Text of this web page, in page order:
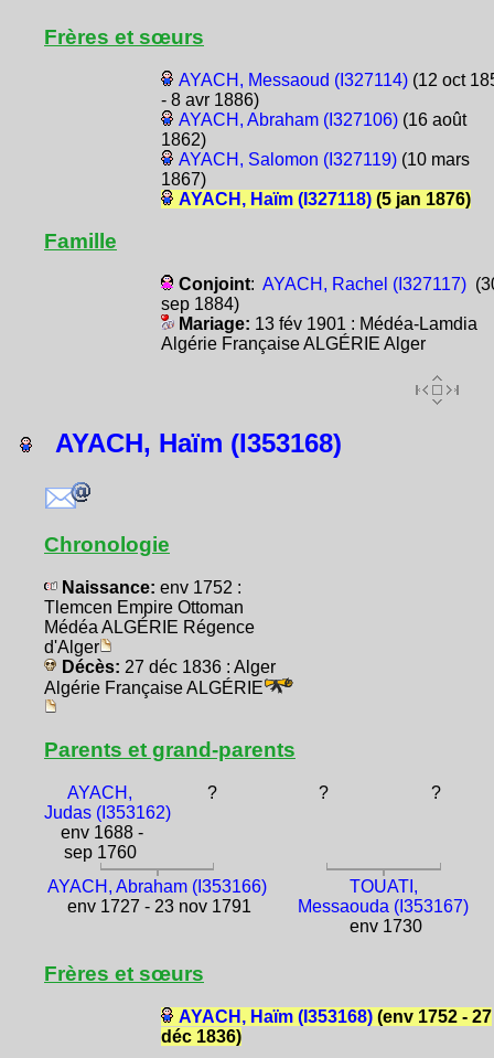
Frères et sœurs
AYACH, Messaoud (I327114)(12 oct
- 8 avr 1886)
AYACH, Abraham (I327106)(16 août
1862)
AYACH, Salomon (I327119)(10 mars
1867)
AYACH, Haïm (I327118)(5 jan 1876)
Famille
Conjoint: AYACH, Rachel (I327117)
sep 1884)
Mariage: 13 fév 1901 : Médéa-Lamdia
Algérie Française ALGÉRIE Alger
AYACH, Haïm (I353168)
Chronologie
Naissance: env 1752 :
Tlemcen Empire Ottoman
Médéa ALGÉRIE Régence
d'Alger
Décès: 27 déc 1836 : Alger
Algérie Française ALGÉRIE
Parents et grand-parents
AYACH,
Judas (I353162)
env 1688 -
sep 1760
? ? ?
AYACH, Abraham (I353166)
env 1727 - 23 nov 1791
TOUATI,
Messaouda (I353167)
env 1730
Frères et sœurs
AYACH, Haïm (I353168)(env 1752 - 27
déc 1836)